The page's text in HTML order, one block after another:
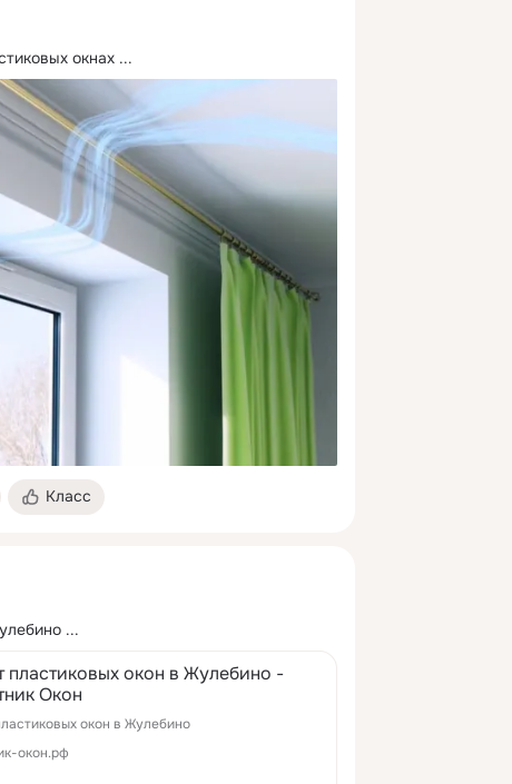
окнах ...
Класс
...
пластиковых окон в Жулебино -
Окон
окон в Жулебино
окон.рф